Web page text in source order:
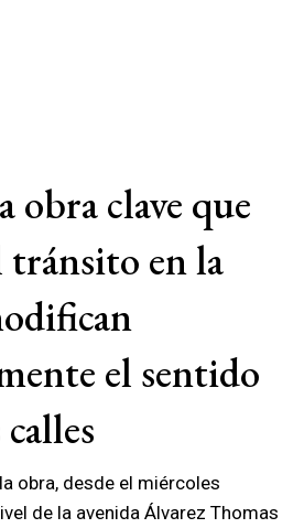
obra clave que
tránsito en la
el sentido
obra, desde el miércoles
de la avenida Álvarez Thomas